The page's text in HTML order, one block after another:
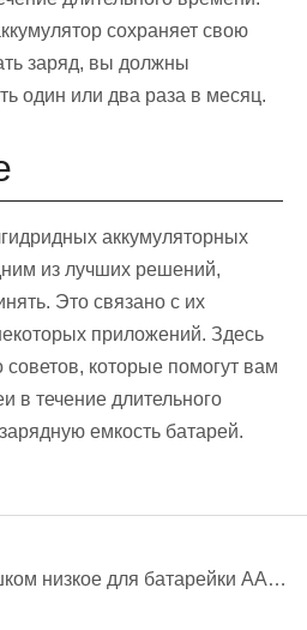
сохраняет свою
заряд, вы должны
один или два раза в месяц.
аккумуляторных
из лучших решений,
Это связано с их
приложений. Здесь
которые помогут вам
в течение длительного
емкость батарей.
низкое для батарейки АА?
вольтметр и старение